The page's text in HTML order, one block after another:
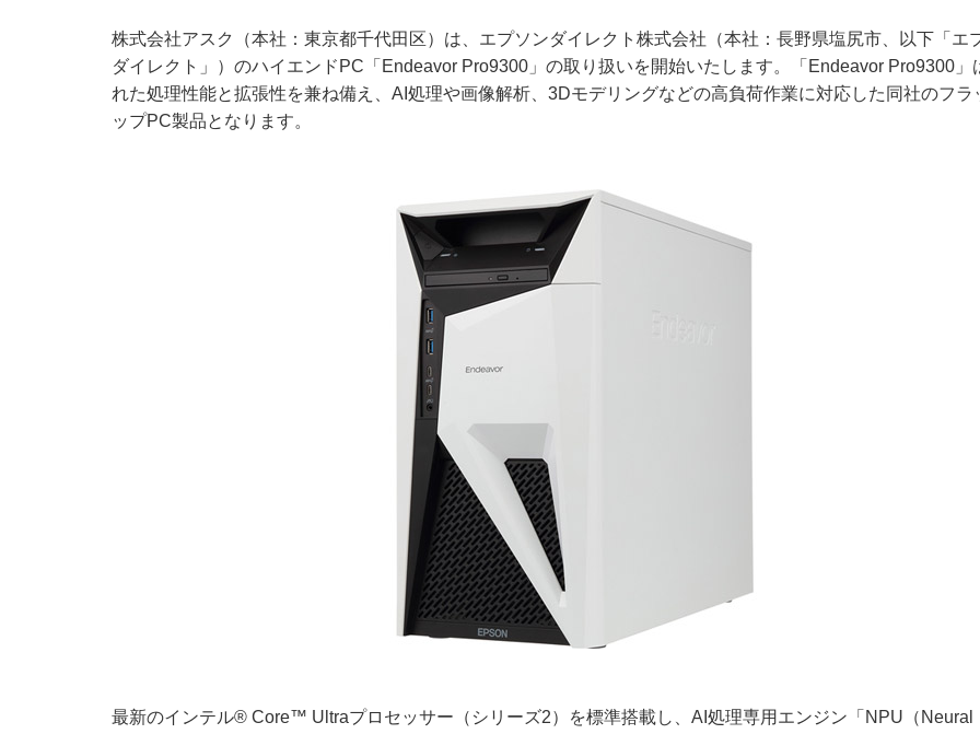
株式会社アスク（本社：東京都千代田区）は、エプソンダイレクト株式会社（本社：長野県塩尻市、以下「エ
ダイレクト」）のハイエンドPC「Endeavor Pro9300」の取り扱いを開始いたします。「Endeavor Pro9300」
れた処理性能と拡張性を兼ね備え、AI処理や画像解析、3Dモデリングなどの高負荷作業に対応した同社のフラ
ップPC製品となります。
最新のインテル® Core™ Ultraプロセッサー（シリーズ2）を標準搭載し、AI処理専用エンジン「NPU（Neural